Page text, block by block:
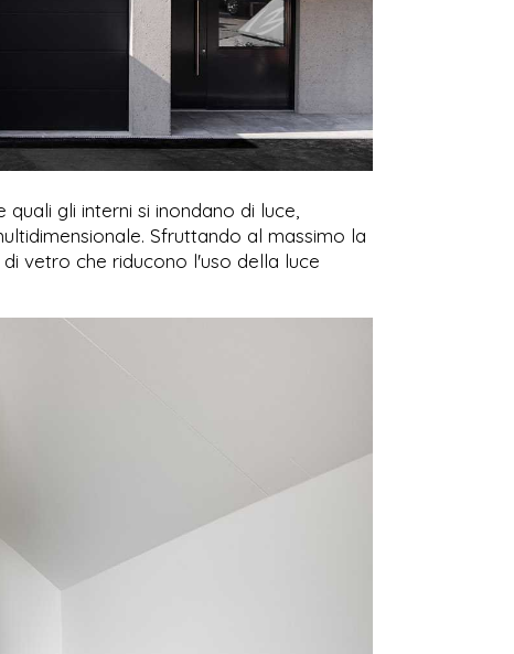
gli interni si inondano di luce,
Sfruttando al massimo la
vetro che riducono l'uso della luce